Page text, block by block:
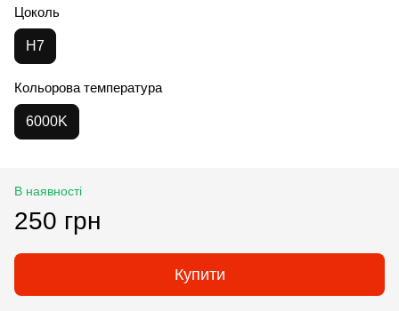
Цоколь
H7
Кольорова температура
6000K
В наявності
250 грн
Купити